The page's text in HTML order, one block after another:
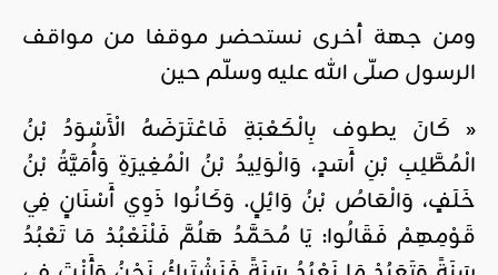
ومن جهة أخرى نستحضر موقفا من مواقف
الرسول صلّى الله عليه وسلّم حين
« كَانَ يطوف بِالْكَعْبَةِ فَاعْتَرَضَهُ الْأَسْوَدُ بْنُ
الْمُطَّلِبِ بْنِ أَسَدٍ، وَالْوَلِيدُ بْنُ الْمُغِيرَةِ وَأُمَيَّةُ بْنُ
خَلَفٍ، وَالْعَاصُ بْنُ وَائِلٍ. وَكَانُوا ذَوِي أَسْنَانٍ فِي
قَوْمِهِمْ فَقَالُوا: يَا مُحَمَّدُ هَلُمَّ فَلْنَعْبُدْ مَا تَعْبُدُ